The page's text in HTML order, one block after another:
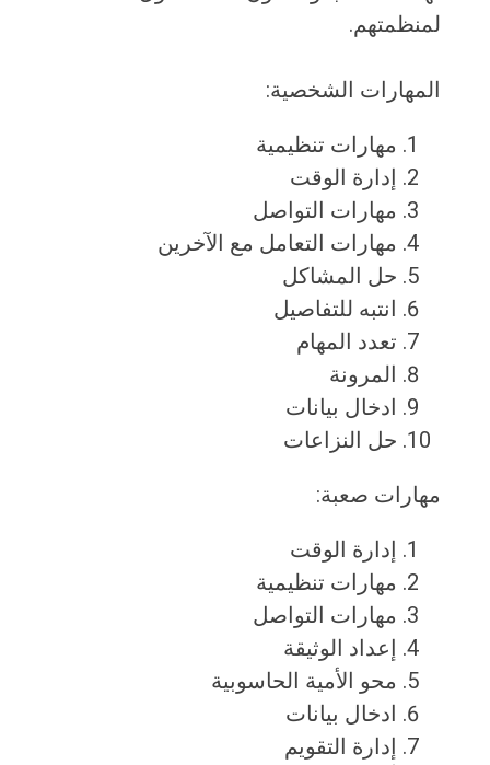
لمنظمتهم.
المهارات الشخصية:
مهارات تنظيمية
إدارة الوقت
مهارات التواصل
مهارات التعامل مع الآخرين
حل المشاكل
انتبه للتفاصيل
تعدد المهام
المرونة
ادخال بيانات
حل النزاعات
مهارات صعبة:
إدارة الوقت
مهارات تنظيمية
مهارات التواصل
إعداد الوثيقة
محو الأمية الحاسوبية
ادخال بيانات
إدارة التقويم